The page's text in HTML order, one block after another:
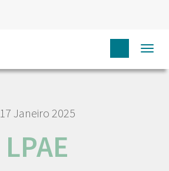
17 Janeiro 2025
LPAE